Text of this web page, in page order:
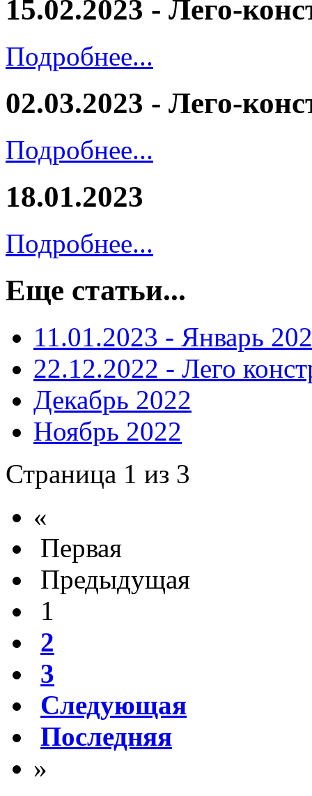
15.02.2023 - Лего-
Подробнее...
02.03.2023 - Лего-
Подробнее...
18.01.2023
Подробнее...
Еще статьи...
11.01.2023 - Январь
22.12.2022 - Лего
Декабрь 2022
Ноябрь 2022
Страница 1 из 3
«
Первая
Предыдущая
1
2
3
Следующая
Последняя
»